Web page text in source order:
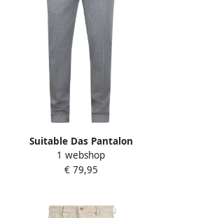
Suitable Das Pantalon
Houndstooth Navy
1 webshop
€ 79,95